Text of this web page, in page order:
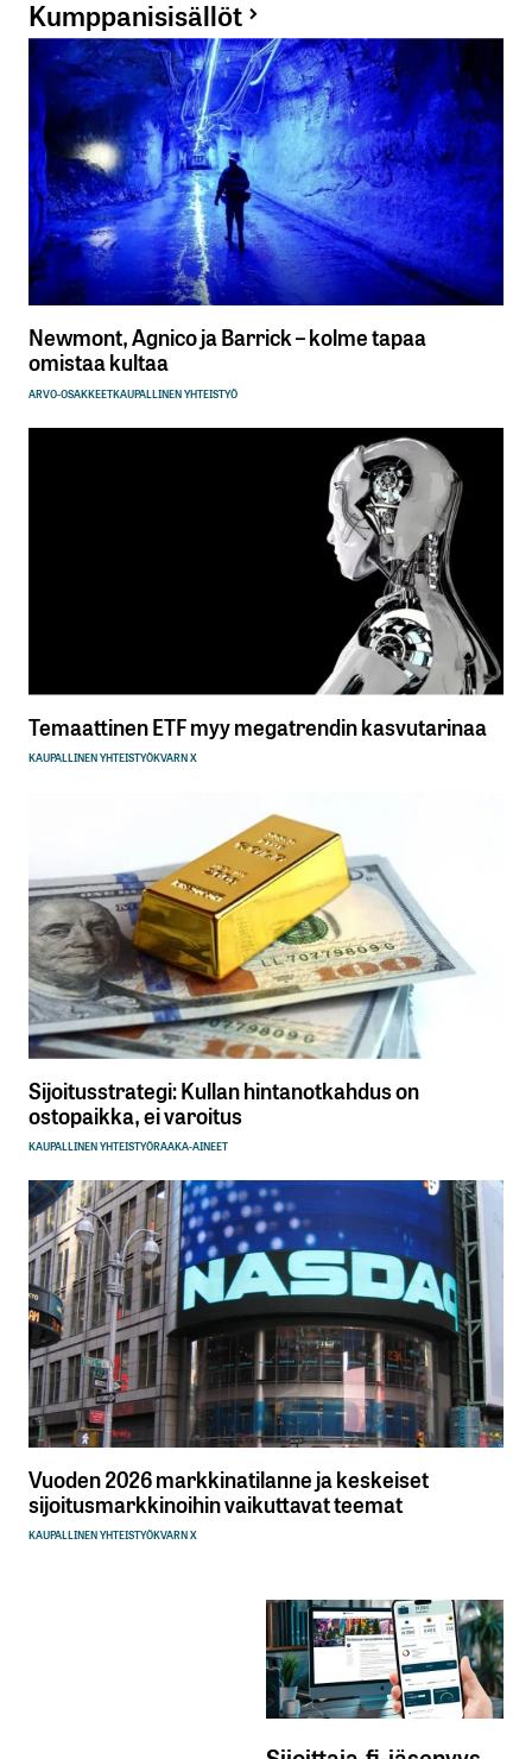
Kumppanisisällöt
Newmont, Agnico ja Barrick – kolme tapaa
omistaa kultaa
ARVO-OSAKKEETKAUPALLINEN YHTEISTYÖ
Temaattinen ETF myy megatrendin kasvutarinaa
KAUPALLINEN YHTEISTYÖKVARN X
Sijoitusstrategi: Kullan hintanotkahdus on
ostopaikka, ei varoitus
KAUPALLINEN YHTEISTYÖRAAKA-AINEET
Vuoden 2026 markkinatilanne ja keskeiset
sijoitusmarkkinoihin vaikuttavat teemat
KAUPALLINEN YHTEISTYÖKVARN X